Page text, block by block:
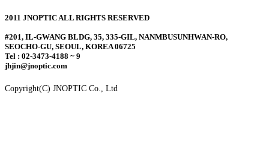
2011 JNOPTIC ALL RIGHTS RESERVED
#201, IL-GWANG BLDG, 35, 335-GIL, NANMBUSUNHWAN-RO,
SEOCHO-GU, SEOUL, KOREA 06725
Tel : 02-3473-4188 ~ 9
jhjin@jnoptic.com